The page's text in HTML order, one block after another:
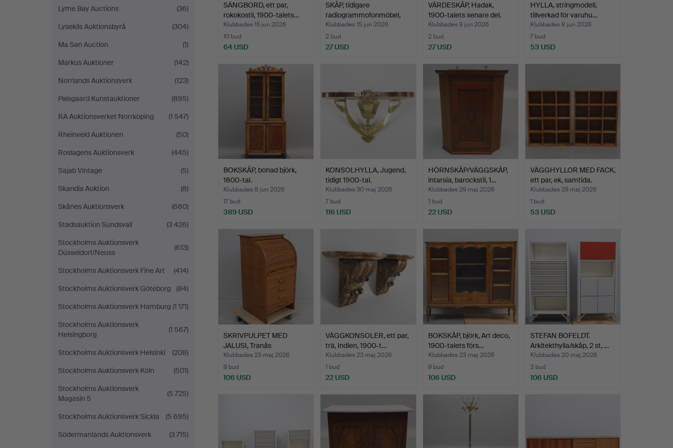
Lyme Bay Auctions
(36)
Lysekils Auktionsbyrå
(304)
Ma San Auction
(1)
Markus Auktioner
(142)
Norrlands Auktionsverk
(123)
Palsgaard Kunstauktioner
(895)
RA Auktionsverket Norrköping
(1 547)
Rheinveld Auktionen
(50)
Roslagens Auktionsverk
(445)
Sajab Vintage
(5)
Skandia Auktion
(8)
Skånes Auktionsverk
(680)
Stadsauktion Sundsvall
(3 426)
Stockholms Auktionsverk
Düsseldorf/Neuss
(613)
Stockholms Auktionsverk Fine Art
(414)
Stockholms Auktionsverk Göteborg
(84)
Stockholms Auktionsverk Hamburg (1 171)
Stockholms Auktionsverk
Helsingborg
(1 567)
Stockholms Auktionsverk Helsinki
(208)
Stockholms Auktionsverk Köln
(501)
Stockholms Auktionsverk
Magasin 5
(5 725)
Stockholms Auktionsverk Sickla
(5 695)
Södermanlands Auktionsverk
(3 715)
SÄNGBORD, ett par,
rokokostil, 1900-talets…
Klubbades 15 jun 2026
10 bud
64 USD
SKÅP, tidigare
radiogrammofonmöbel,
teak.
Klubbades 15 jun 2026
2 bud
27 USD
VÄRDESKÅP, Hadak,
1900-talets senare del.
Klubbades 9 jun 2026
2 bud
27 USD
HYLLA, stringmodell,
tillverkad för varuhu…
Klubbades 8 jun 2026
7 bud
53 USD
BOKSKÅP, bonad björk,
1800-tal.
Klubbades 8 jun 2026
17 bud
389 USD
KONSOLHYLLA, Jugend,
tidigt 1900-tal.
Klubbades 30 maj 2026
7 bud
116 USD
HÖRNSKÅP/VÄGGSKÅP,
intarsia, barockstil, 1…
Klubbades 29 maj 2026
1 bud
22 USD
VÄGGHYLLOR MED FACK,
ett par, ek, samtida.
Klubbades 29 maj 2026
1 bud
53 USD
SKRIVPULPET MED
JALUSI, Tranås
kontorsmöbl…
Klubbades 25 maj 2026
9 bud
106 USD
VÄGGKONSOLER, ett par,
trä, Indien, 1900-t…
Klubbades 23 maj 2026
1 bud
22 USD
BOKSKÅP, björk, Art deco,
1900-talets förs…
Klubbades 23 maj 2026
9 bud
106 USD
STEFAN BOFELDT.
Arkitekthylla/skåp, 2 st, …
Klubbades 20 maj 2026
3 bud
106 USD